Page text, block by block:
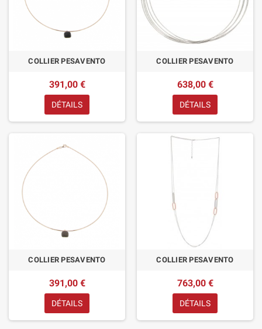
COLLIER PESAVENTO
391,00 €
DÉTAILS
COLLIER PESAVENTO
638,00 €
DÉTAILS
COLLIER PESAVENTO
391,00 €
DÉTAILS
COLLIER PESAVENTO
763,00 €
DÉTAILS